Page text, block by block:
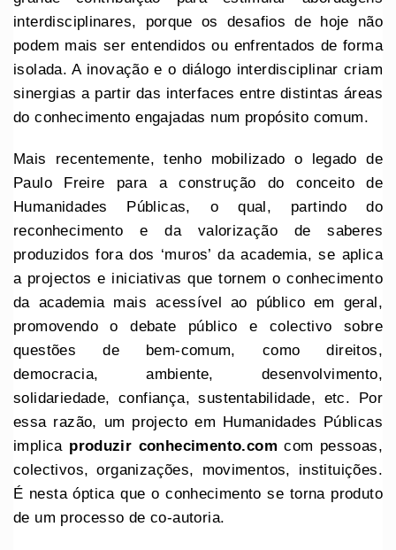
interdisciplinares, porque os desafios de hoje não
podem mais ser entendidos ou enfrentados de forma
isolada. A inovação e o diálogo interdisciplinar criam
sinergias a partir das interfaces entre distintas áreas
do conhecimento engajadas num propósito comum.
Mais recentemente, tenho mobilizado o legado de
Paulo Freire para a construção do conceito de
Humanidades Públicas, o qual, partindo do
reconhecimento e da valorização de saberes
produzidos fora dos ‘muros’ da academia, se aplica
a projectos e iniciativas que tornem o conhecimento
da academia mais acessível ao público em geral,
promovendo o debate público e colectivo sobre
questões de bem-comum, como direitos,
democracia, ambiente, desenvolvimento,
solidariedade, confiança, sustentabilidade, etc. Por
essa razão, um projecto em Humanidades Públicas
implicaproduzir conhecimento.com com pessoas,
colectivos, organizações, movimentos, instituições.
É nesta óptica que o conhecimento se torna produto
de um processo de co-autoria.